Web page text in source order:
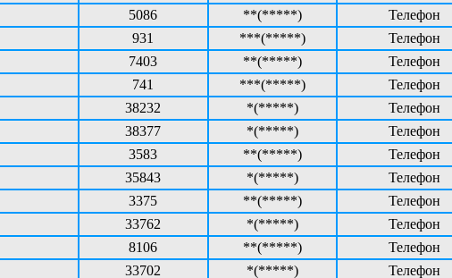
5086 **(*****)
Телефон
931 ***(*****)
Телефон
7403 **(*****)
Телефон
741 ***(*****)
Телефон
38232 *(*****)
Телефон
38377 *(*****)
Телефон
3583 **(*****)
Телефон
35843 *(*****)
Телефон
3375 **(*****)
Телефон
33762 *(*****)
Телефон
8106 **(*****)
Телефон
33702 *(*****)
Телефон